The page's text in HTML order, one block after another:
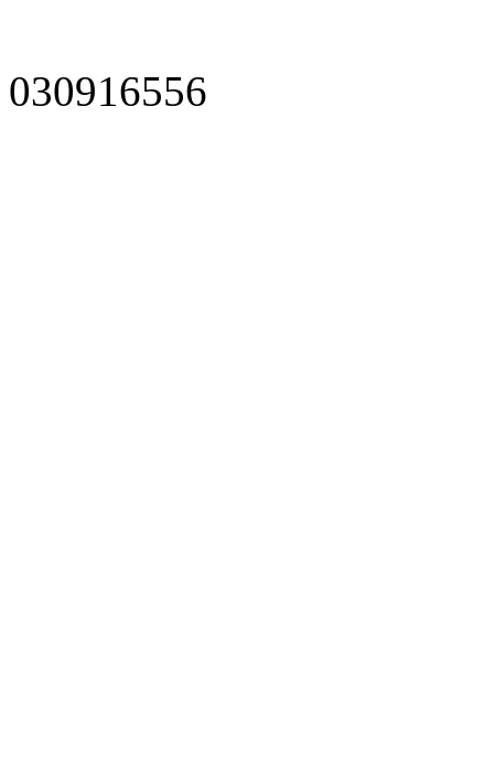
030916556